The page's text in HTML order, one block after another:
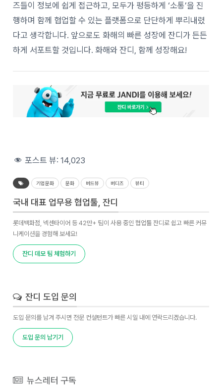
즈들이 정보에 쉽게 접근하고, 모두가 평등하게 ‘소통’을 진
행하며 함께 협업할 수 있는 플랫폼으로 단단하게 뿌리내렸
다고 생각합니다. 앞으로도 화해의 빠른 성장에 잔디가 든든
하게 서포트할 것입니다. 화해와 잔디, 함께 성장해요!
포스트 뷰:14,023
기업문화 문화 버드뷰 버디즈 뷰티
국내 대표 업무용 협업툴, 잔디
롯데백화점, 넥센타이어 등 42만+ 팀이 사용 중인 협업툴 잔디로 쉽고 빠른 커뮤
니케이션을 경험해 보세요!
잔디 데모 팀 체험하기
잔디 도입 문의
도입 문의를 남겨 주시면 전문 컨설턴트가 빠른 시일 내에 연락드리겠습니다.
도입 문의 남기기
뉴스레터 구독